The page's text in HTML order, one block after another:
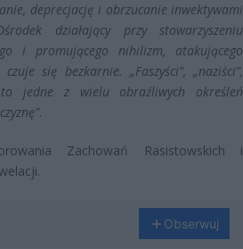
deprecjację i obrzucanie inwektywami
działający przy stowarzyszeniu
i promującego nihilizm, atakującego
się bezkarnie. „Faszyści”, „naziści”,
to jedne z wielu obraźliwych określeń
.
Zachowań Rasistowskich i
Obserwuj